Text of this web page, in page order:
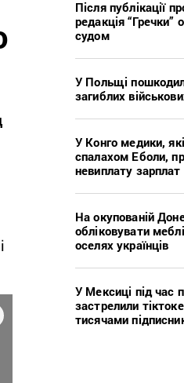
Після публікації
редакція “Гречки”
судом
У Польщі
загиблих
У Конго медики,
спалахом Еболи,
невиплату зарплат
На окупованій
обліковувати
оселях українців
У Мексиці під час
застрелили
тисячами